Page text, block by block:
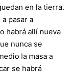
en la tierra.
pasar a
habrá allí nueva
nunca se
la masa a
se habrá